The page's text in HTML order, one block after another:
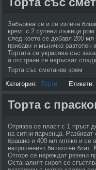
Забърква се и се изпича
крем: с 2 супени лъжици ром
след което се добавя 200
прибави и мъничко разтопен
Тортата се украсява със
а отстрани се наръсват
Торта със сметанов крем
Категория: Торти Етикети:
Торта с
Отрязва се пласт с 1 пръст
на ситни парченца.
брашно и 400 мл мляко и се
натрошеният бишкотен блат.
Отгоре се нареждат резени
Останалият сироп се